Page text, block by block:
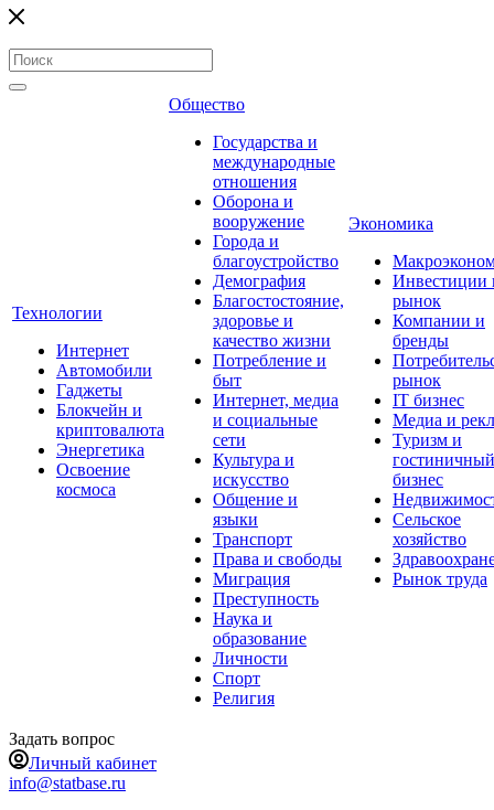
Технологии
Интернет
Автомобили
Гаджеты
Блокчейн и
криптовалюта
Энергетика
Освоение
космоса
Общество
Государства и
международные
отношения
Оборона и
вооружение
Города и
благоустройство
Демография
Благостостояние,
здоровье и
качество жизни
Потребление и
быт
Интернет, медиа
и социальные
сети
Культура и
искусство
Общение и
языки
Транспорт
Права и свободы
Миграция
Преступность
Наука и
образование
Личности
Спорт
Религия
Экономика
Инвестиции
рынок
Компании и
бренды
рынок
IT бизнес
Медиа и
Туризм и
гостиничный
бизнес
Сельское
хозяйство
Рынок труда
Задать вопрос
Личный кабинет
info@statbase.ru